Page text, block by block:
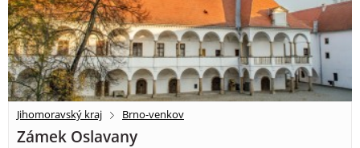
Jihomoravský kraj Brno-venkov
Zámek Oslavany